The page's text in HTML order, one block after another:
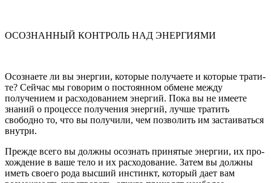
ОСОЗНАННЫЙ КОНТРОЛЬ НАД ЭНЕРГИЯМИ
Осознаете ли вы энергии, которые получаете и которые трати­
те? Сейчас мы говорим о постоянном обмене между
получением и расходованием энергий. Пока вы не имеете
знаний о процессе получе­ния энергий, лучше тратить
свободно то, что вы получили, чем позво­лить им застаиваться
внутри.
Прежде всего вы должны осознать принятые энергии, их про­
хождение в ваше тело и их расходование. Затем вы должны
иметь своего рода высший инстинкт, который дает вам